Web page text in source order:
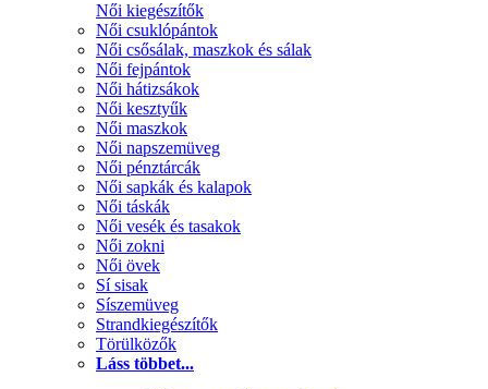
Női kiegészítők
Női csuklópántok
Női csősálak, maszkok és sálak
Női fejpántok
Női hátizsákok
Női kesztyűk
Női maszkok
Női napszemüveg
Női pénztárcák
Női sapkák és kalapok
Női táskák
Női vesék és tasakok
Női zokni
Női övek
Sí sisak
Síszemüveg
Strandkiegészítők
Törülközők
Láss többet...